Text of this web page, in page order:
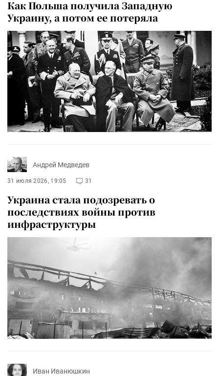
Как Польша получила Западную
Украину, а потом ее потеряла
Андрей Медведев
31 июля 2026, 19:05 31
Украина стала подозревать о
последствиях войны против
инфраструктуры
Иван Иванюшкин